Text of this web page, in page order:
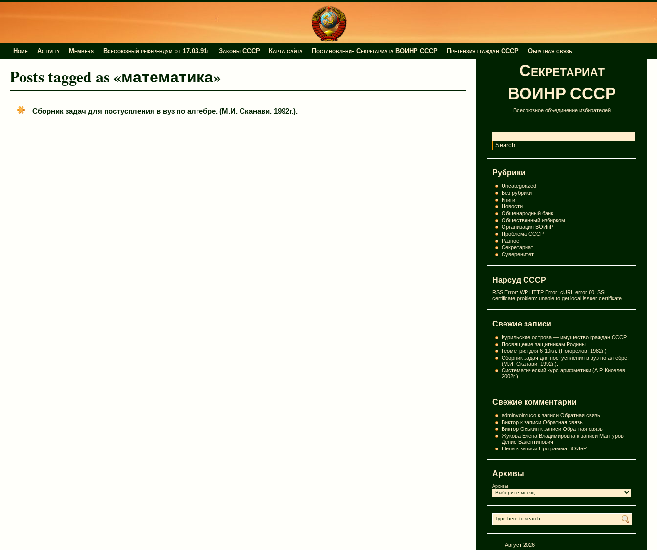
Home Activity Members Всесоюзный референдум от 17.03.91г Законы СССР Карта сайта Постановление Секретариата ВОИНР СССР Претензия граждан СССР Обратная связь
Секретариат
ВОИНР СССР
Всесоюзное объединение избирателей
Рубрики
Uncategorized
Без рубрики
Книги
Новости
Общенародный банк
Общественный избирком
Организация ВОИнР
Проблема СССР
Разное
Секретариат
Суверенитет
Нарсуд СССР
RSS Error: WP HTTP Error: cURL error 60: SSL
certificate problem: unable to get local issuer certificate
Свежие записи
Курильские острова — имущество граждан СССР
Посвящение защитникам Родины
Геометрия для 6-10кл. (Погорелов. 1982г.)
Сборник задач для постуспления в вуз по алгебре.
(М.И. Сканави. 1992г.).
Систематический курс арифметики (А.Р. Киселев.
2002г.)
Свежие комментарии
adminvoinruco к записиОбратная связь
Виктор к записиОбратная связь
Виктор Оськин к записиОбратная связь
Жукова Елена Владимировна к записиМантуров
Денис Валентинович
Elena к записиПрограмма ВОИнР
Архивы
Архивы
Август 2026
Posts tagged as «математика»
Сборник задач для постуспления в вуз по алгебре. (М.И. Сканави. 1992г.).